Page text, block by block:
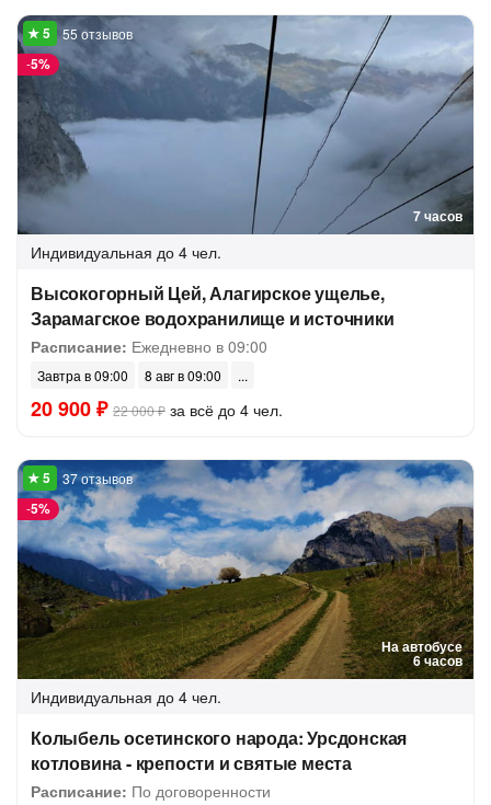
7 часов
-5%
55 отзывов
Индивидуальная до 4 чел.
Высокогорный Цей, Алагирское ущелье,
Зарамагское водохранилище и источники
Расписание: Ежедневно в 09:00
Завтра в 09:00 8 авг в 09:00
20 900 ₽ 22 000 ₽ за всё до 4 чел.
На автобусе
6 часов
-5%
37 отзывов
Индивидуальная до 4 чел.
Колыбель осетинского народа: Урсдонская
котловина - крепости и святые места
Расписание: По договоренности